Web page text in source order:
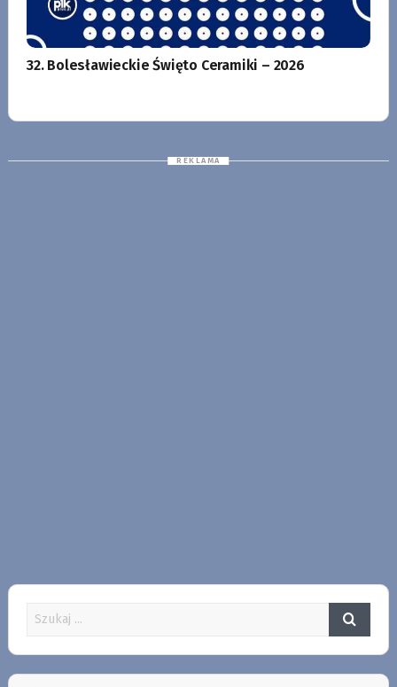
32. Bolesławieckie Święto Ceramiki – 2026